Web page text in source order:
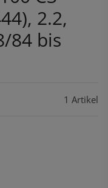
2.2,
84 bis
1 Artikel